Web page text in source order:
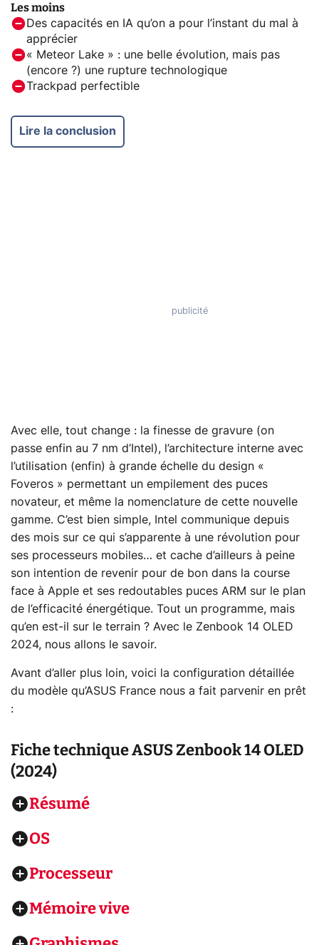
Les moins
Des capacités en IA qu’on a pour l’instant du mal à
apprécier
« Meteor Lake » : une belle évolution, mais pas
(encore ?) une rupture technologique
Trackpad perfectible
Lire la conclusion
Avec elle, tout change : la finesse de gravure (on
passe enfin au 7 nm d’Intel), l’architecture interne avec
l’utilisation (enfin) à grande échelle du design «
Foveros » permettant un empilement des puces
novateur, et même la nomenclature de cette nouvelle
gamme. C’est bien simple, Intel communique depuis
des mois sur ce qui s’apparente à une révolution pour
ses processeurs mobiles… et cache d’ailleurs à peine
son intention de revenir pour de bon dans la course
face à Apple et ses redoutables puces ARM sur le plan
de l’efficacité énergétique. Tout un programme, mais
qu’en est-il sur le terrain ? Avec le Zenbook 14 OLED
2024, nous allons le savoir.
Avant d’aller plus loin, voici la configuration détaillée
du modèle qu’ASUS France nous a fait parvenir en prêt
:
Fiche techniqueASUS Zenbook 14 OLED
(2024)
Résumé
OS
Processeur
Mémoire vive